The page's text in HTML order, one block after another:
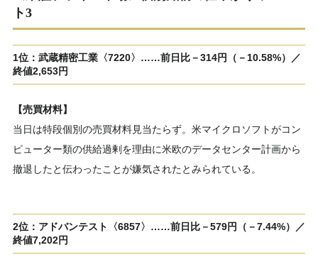
ト3
1位：武蔵精密工業〈7220〉……前日比－314円（－10.58%）／
終値2,653円
【売買材料】
当日は特段個別の売買材料見当たらず。米マイクロソフトがコン
ピューター類の供給過剰を理由に米欧のデータセンター計画から
撤退したと伝わったことが嫌気されたとみられている。
2位：アドバンテスト〈6857〉……前日比－579円（－7.44%）／
終値7,202円